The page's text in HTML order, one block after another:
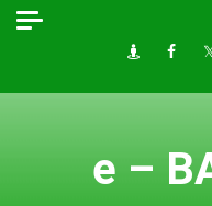
Skip
Draugiem
e –